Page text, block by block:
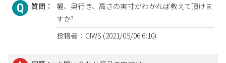
質問：
幅、奥行き、高さの実寸がわかれば教えて頂けま
すか?
投稿者：CIWS (2021/05/06 6:10)